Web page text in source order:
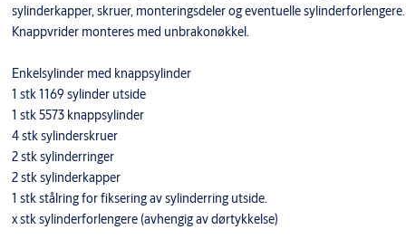
sylinderkapper, skruer, monteringsdeler og eventuelle sylinderforlengere.
Knappvrider monteres med unbrakonøkkel.
Enkelsylinder med knappsylinder
1 stk 1169 sylinder utside
1 stk 5573 knappsylinder
4 stk sylinderskruer
2 stk sylinderringer
2 stk sylinderkapper
1 stk stålring for fiksering av sylinderring utside.
x stk sylinderforlengere (avhengig av dørtykkelse)